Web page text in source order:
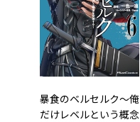
暴食のベルセルク～俺
だけレベルという概念